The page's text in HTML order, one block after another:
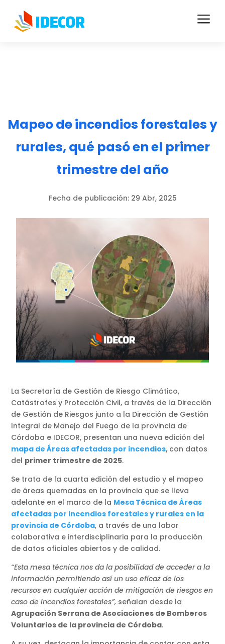
a
Mapeo de incendios forestales y
rurales, qué pasó en el primer
trimestre del año
Fecha de publicación: 29 Abr, 2025
La Secretaría de Gestión de Riesgo Climático,
Catástrofes y Protección Civil, a través de la Dirección
de Gestión de Riesgos junto a la Dirección de Gestión
Integral de Manejo del Fuego de la provincia de
Córdoba e IDECOR, presentan una nueva edición del
mapa de Áreas afectadas por incendios, con datos
del primer trimestre de 2025.
Se trata de la cuarta edición del estudio y el mapeo
de áreas quemadas en la provincia que se lleva
adelante en el marco de la Mesa Técnica de Áreas
afectadas por incendios forestales y rurales en la
provincia de Córdoba, a través de una labor
colaborativa e interdisciplinaria para la producción
de datos oficiales abiertos y de calidad.
“Esta mesa técnica nos da la posibilidad de acceder a la
información permitiendo así un uso eficaz de los
recursos en cualquier acción de mitigación de riesgos en
caso de incendios forestales”, señalan desde la
Agrupación Serrana de Asociaciones de Bomberos
Voluntarios de la provincia de Córdoba.